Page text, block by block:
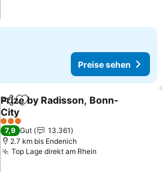
Preise sehen
TeilenZu Favoriten hinzufügen
Prize by Radisson, Bonn-
City
3 Sterne
7,9 Gut
13.361
2.7 km bis Endenich
Top Lage direkt am Rhein